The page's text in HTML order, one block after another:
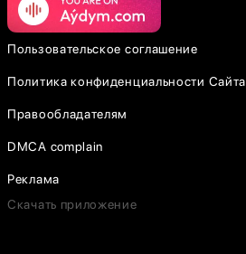
Пользовательское соглашение
Политика конфиденциальности Сайта
Правообладателям
DMCA complain
Реклама
Скачать приложение